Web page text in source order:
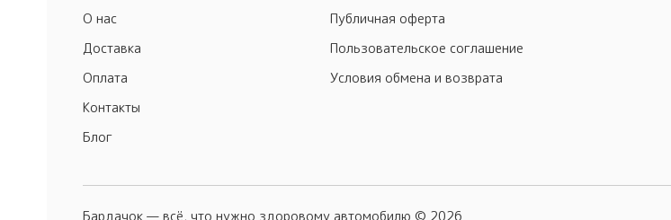
О нас
Доставка
Оплата
Контакты
Блог
Публичная оферта
Пользовательское соглашение
Условия обмена и возврата